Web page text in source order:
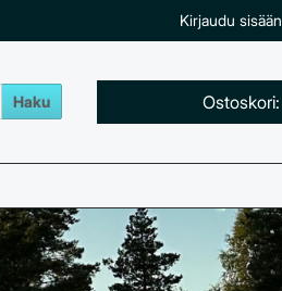
Kirjaudu sisään
Haku Ostoskori: